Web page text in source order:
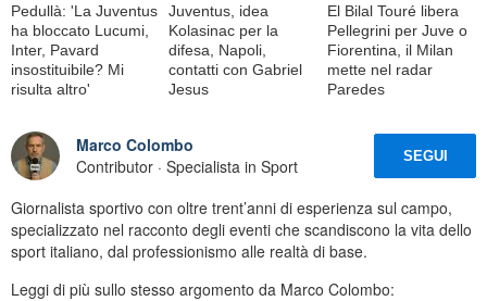
Pedullà: 'La Juventus
ha bloccato Lucumi,
Inter, Pavard
insostituibile? Mi
risulta altro'
Juventus, idea
Kolasinac per la
difesa, Napoli,
contatti con Gabriel
Jesus
El Bilal Touré libera
Pellegrini per Juve o
Fiorentina, il Milan
mette nel radar
Paredes
Marco Colombo
Contributor · Specialista in Sport
SEGUI
Giornalista sportivo con oltre trent’anni di esperienza sul campo,
specializzato nel racconto degli eventi che scandiscono la vita dello
sport italiano, dal professionismo alle realtà di base.
Leggi di più sullo stesso argomento da Marco Colombo: